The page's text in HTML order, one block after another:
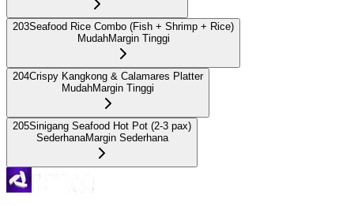
203Seafood Rice Combo (Fish + Shrimp + Rice)
MudahMargin Tinggi
204Crispy Kangkong & Calamares Platter
MudahMargin Tinggi
205Sinigang Seafood Hot Pot (2-3 pax)
SederhanaMargin Sederhana